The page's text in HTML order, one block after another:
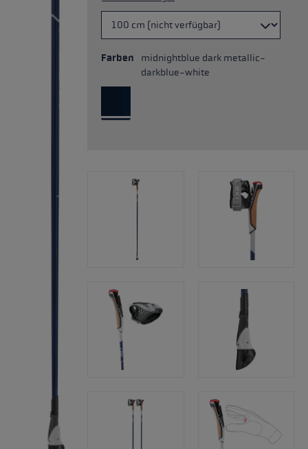
Farben
midnightblue dark metallic-
darkblue-white